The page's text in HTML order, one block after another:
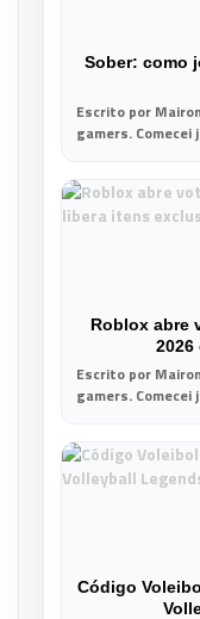
Sober: como
Escrito por
gamers. Comecei
Roblox abre
Escrito por
gamers. Comecei
Código